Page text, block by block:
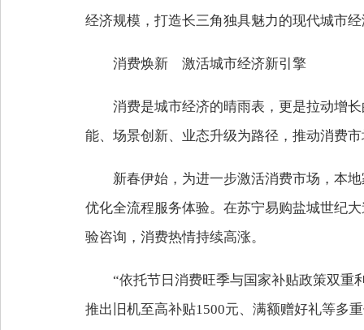
经济规模，打造长三角独具魅力的现代城市
消费焕新 激活城市经济新引擎
消费是城市经济的晴雨表，更是拉动增
能、场景创新、业态升级为路径，推动消费
新春伊始，为进一步激活消费市场，本
优化全流程服务体验。在苏宁易购盐城世纪
验咨询，消费热情持续高涨。
“依托节日消费旺季与国家补贴政策双重
推出旧机至高补贴1500元、满额赠好礼等多